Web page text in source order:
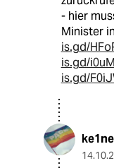
- hier
Minister
is.gd/
is.gd/
is.gd/